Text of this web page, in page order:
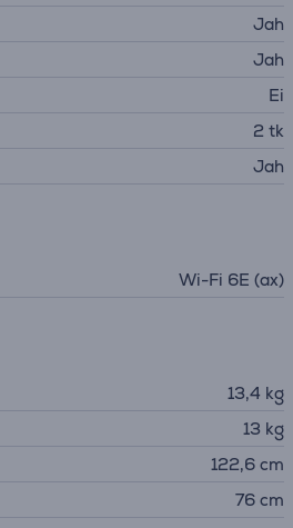
Jah
Jah
Ei
2 tk
Jah
Wi-Fi 6E (ax)
13,4 kg
13 kg
122,6 cm
76 cm